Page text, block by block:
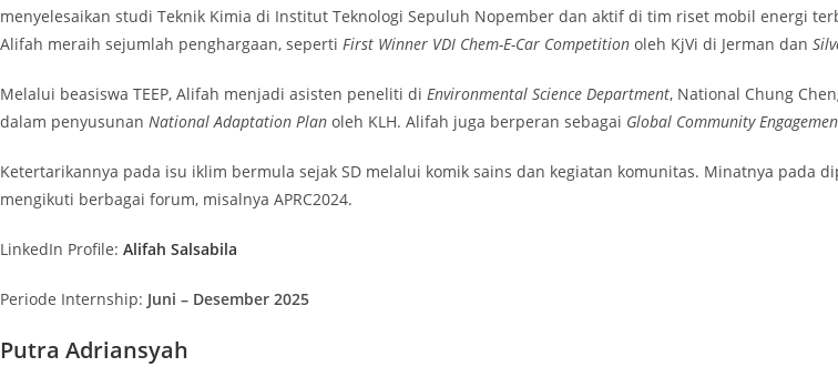
menyelesaikan studi Teknik Kimia di Institut Teknologi Sepuluh Nopember dan aktif di tim riset mobil energi
Alifah meraih sejumlah penghargaan, seperti First Winner VDI Chem-E-Car Competition oleh KjVi di Jerman dan
Melalui beasiswa TEEP, Alifah menjadi asisten peneliti di Environmental Science Department, National Chung
dalam penyusunan National Adaptation Plan oleh KLH. Alifah juga berperan sebagai Global Community
Ketertarikannya pada isu iklim bermula sejak SD melalui komik sains dan kegiatan komunitas. Minatnya pada
mengikuti berbagai forum, misalnya APRC2024.
LinkedIn Profile: Alifah Salsabila
Periode Internship: Juni – Desember 2025
Putra Adriansyah